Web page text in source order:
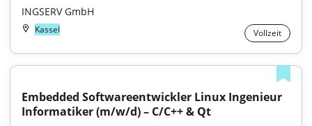
INGSERV GmbH
Kassel Vollzeit
Embedded Softwareentwickler Linux Ingenieur
Informatiker (m/w/d) – C/C++ & Qt